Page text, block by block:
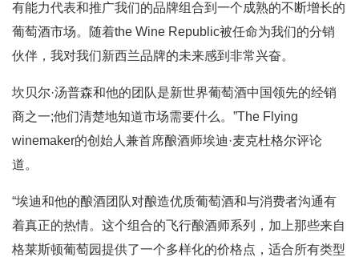
有能力代表和推广我们的品牌组合到一个成熟的不断增长的
葡萄酒市场。随着the Wine Republic被任命为我们的分销
伙伴，我对我们新西兰品牌的未来感到非常兴奋。
坎贝尔·汤普森和他的团队是新世界葡萄酒中国领先的经销
商之一;他们清楚地知道市场需要什么。”The Flying
winemaker的创始人兼首席酿酒师埃迪·麦克杜格尔评论
道。
“埃迪和他的酿酒团队对酿造优质葡萄酒和与消费者沟通有
着真正的热情。这个组合的飞行酿酒师系列，加上那些来自
格莱斯顿葡萄园提供了一个多样化的价格点，适合所有类型